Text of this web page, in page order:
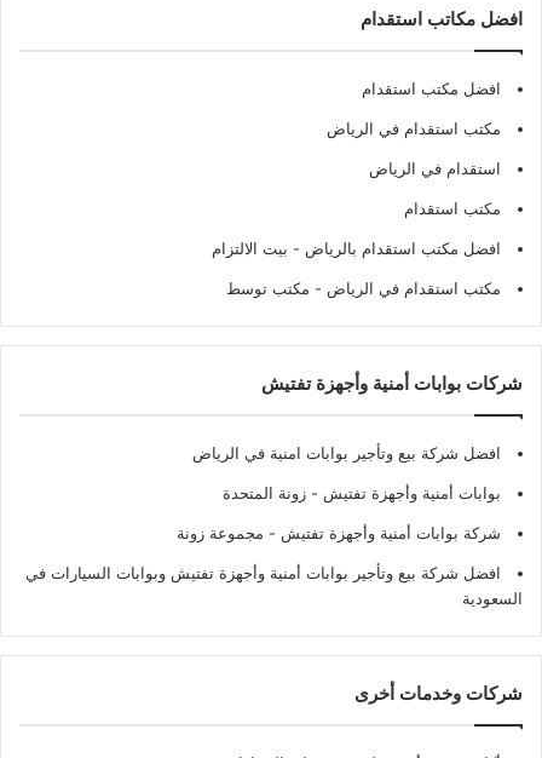
افضل مكاتب استقدام
افضل مكتب استقدام
مكتب استقدام في الرياض
استقدام في الرياض
مكتب استقدام
افضل مكتب استقدام بالرياض - بيت الالتزام
مكتب استقدام في الرياض - مكتب توسط
شركات بوابات أمنية وأجهزة تفتيش
افضل شركة بيع وتأجير بوابات امنية في الرياض
بوابات أمنية وأجهزة تفتيش - زونة المتحدة
شركة بوابات أمنية وأجهزة تفتيش - مجموعة زونة
افضل شركة بيع وتأجير بوابات أمنية وأجهزة تفتيش وبوابات السيارات في
السعودية
شركات وخدمات أخرى